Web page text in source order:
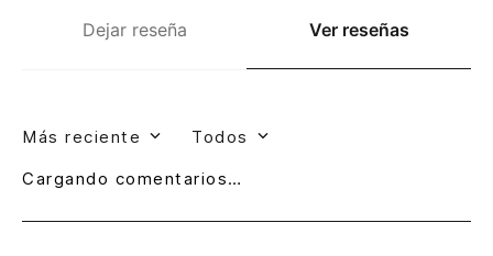
Dejar reseña Ver reseñas
Más reciente Todos
Cargando comentarios…